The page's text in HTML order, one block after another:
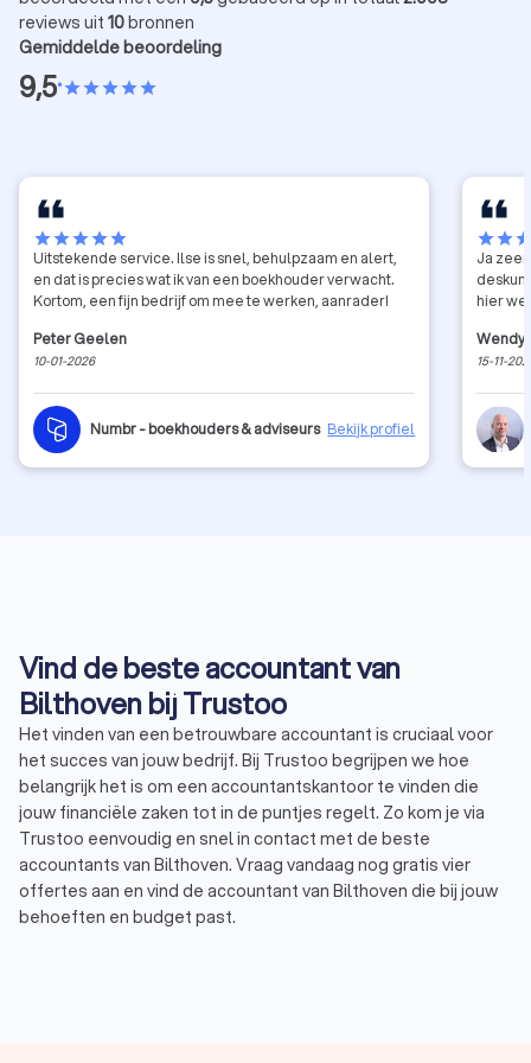
reviews uit 10bronnen
Gemiddelde beoordeling
9,5•starstarstarstarstar
starstarstarstarstar
Uitstekende service. Ilse is snel, behulpzaam en alert,
en dat is precies wat ik van een boekhouder verwacht.
Kortom, een fijn bedrijf om mee te werken, aanrader!
Peter Geelen
10-01-2026
Numbr - boekhouders & adviseurs Bekijk profiel
starstar
Ja
hier
Wendy
15-11-
Vind de beste accountant van
Bilthoven bij Trustoo
Het vinden van een betrouwbare accountant is cruciaal voor
het succes van jouw bedrijf. Bij Trustoo begrijpen we hoe
belangrijk het is om een accountantskantoor te vinden die
jouw financiële zaken tot in de puntjes regelt. Zo kom je via
Trustoo eenvoudig en snel in contact met de beste
accountants van Bilthoven. Vraag vandaag nog gratis vier
offertes aan en vind de accountant van Bilthoven die bij jouw
behoeften en budget past.